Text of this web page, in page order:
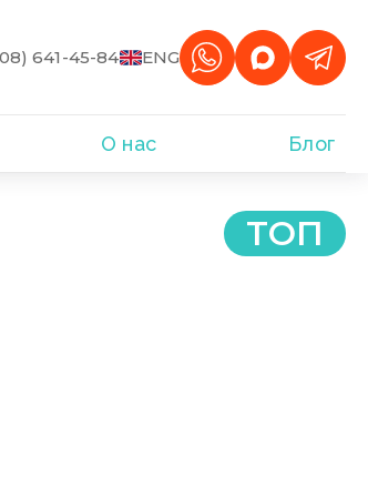
641-45-84 ENG
О нас Блог
ТОП